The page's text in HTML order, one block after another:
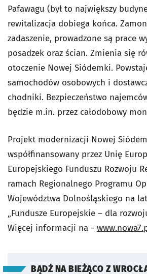
Pafawagu (był to największy
rewitalizacja dobiega końca.
zadaszenie, prowadzone są prace
posadzek oraz ścian. Zmienia się
otoczenie Nowej Siódemki.
samochodów osobowych i
chodniki. Bezpieczeństwo
będzie m.in. przez całodobowy
Projekt modernizacji Nowej
współfinansowany przez Unię
Europejskiego Funduszu Rozwoju
ramach Regionalnego Programu
Województwa Dolnośląskiego na
„Fundusze Europejskie – dla
Więcej informacji na -
BĄDŹ NA BIEŻĄCO Z